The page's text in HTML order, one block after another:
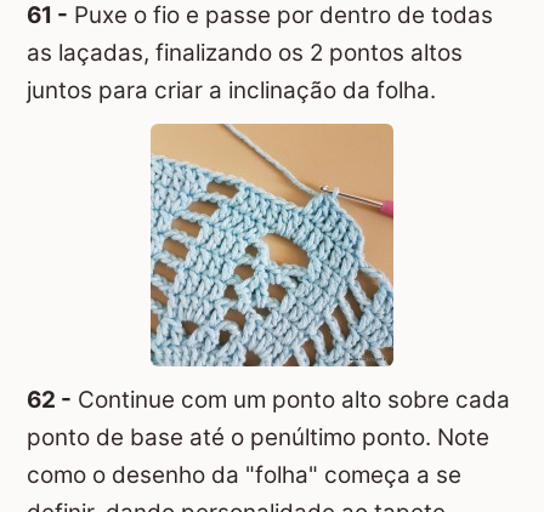
61 - Puxe o fio e passe por dentro de todas
as laçadas, finalizando os 2 pontos altos
juntos para criar a inclinação da folha.
62 - Continue com um ponto alto sobre cada
ponto de base até o penúltimo ponto. Note
como o desenho da "folha" começa a se